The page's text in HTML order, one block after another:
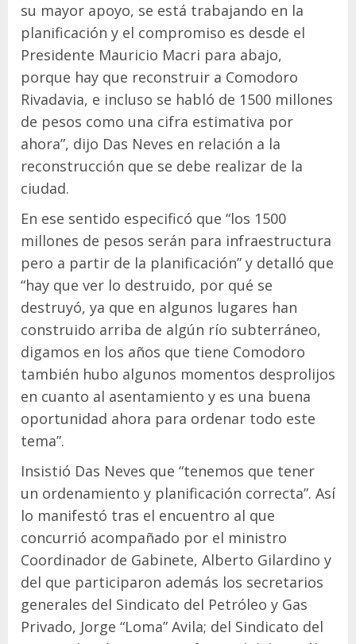
su mayor apoyo, se está trabajando en la
planificación y el compromiso es desde el
Presidente Mauricio Macri para abajo,
porque hay que reconstruir a Comodoro
Rivadavia, e incluso se habló de 1500 millones
de pesos como una cifra estimativa por
ahora”, dijo Das Neves en relación a la
reconstrucción que se debe realizar de la
ciudad.
En ese sentido especificó que “los 1500
millones de pesos serán para infraestructura
pero a partir de la planificación” y detalló que
“hay que ver lo destruido, por qué se
destruyó, ya que en algunos lugares han
construido arriba de algún río subterráneo,
digamos en los años que tiene Comodoro
también hubo algunos momentos desprolijos
en cuanto al asentamiento y es una buena
oportunidad ahora para ordenar todo este
tema”.
Insistió Das Neves que “tenemos que tener
un ordenamiento y planificación correcta”. Así
lo manifestó tras el encuentro al que
concurrió acompañado por el ministro
Coordinador de Gabinete, Alberto Gilardino y
del que participaron además los secretarios
generales del Sindicato del Petróleo y Gas
Privado, Jorge “Loma” Avila; del Sindicato del